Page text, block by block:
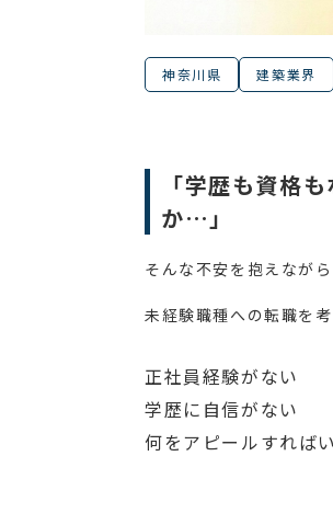
神奈川県 建築業界
「学歴も資格
か…」
そんな不安を抱えなが
未経験職種への転職を考
正社員経験がない
学歴に自信がない
何をアピールすれば